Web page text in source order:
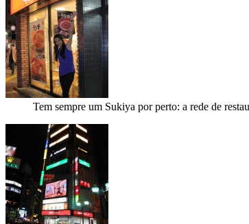
Tem sempre um Sukiya por perto: a rede de